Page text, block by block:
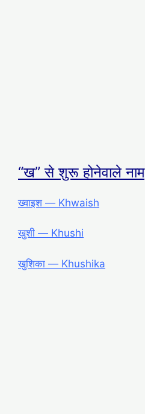
“ख” से शुरू होनेवाले नाम
ख्वाइश ― Khwaish
खुशी ― Khushi
खुशिका ― Khushika